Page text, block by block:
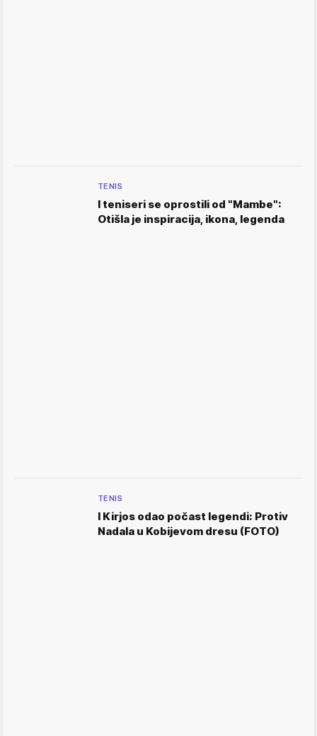
TENIS
I teniseri se oprostili od "Mambe":
Otišla je inspiracija, ikona, legenda
TENIS
I Kirjos odao počast legendi: Protiv
Nadala u Kobijevom dresu (FOTO)